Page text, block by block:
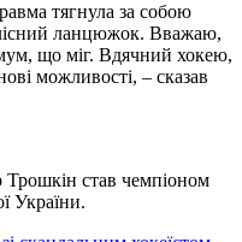
тягнула за собою
ланцюжок. Вважаю,
що міг. Вдячний хокею,
можливості, – сказав
став чемпіоном
України.